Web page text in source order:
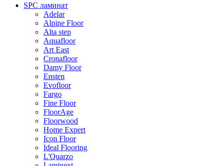
SPC ламинат
Adelar
Alpine Floor
Alta step
Aquafloor
Art East
Cronafloor
Damy Floor
Ensten
Evofloor
Fargo
Fine Floor
FloorAge
Floorwood
Home Expert
Icon Floor
Ideal Flooring
L'Quarzo